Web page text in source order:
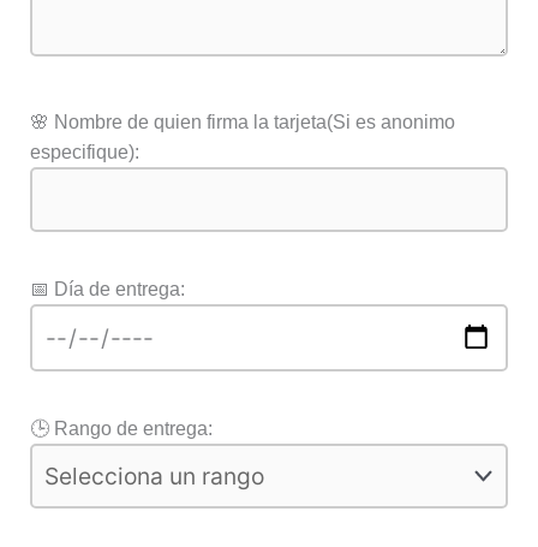
🌸 Nombre de quien firma la tarjeta(Si es anonimo
especifique):
📅 Día de entrega:
🕒 Rango de entrega: